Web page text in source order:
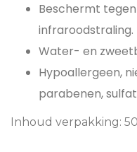
Beschermt
infraroodstraling.
Water- en
Hypoallergeen,
parabenen,
Inhoud verpakking: